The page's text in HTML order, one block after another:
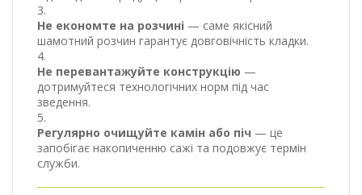
Не економте на розчині — саме якісний
шамотний розчин гарантує довговічність кладки.
Не перевантажуйте конструкцію —
дотримуйтеся технологічних норм під час
зведення.
Регулярно очищуйте камін або піч — це
запобігає накопиченню сажі та подовжує термін
служби.